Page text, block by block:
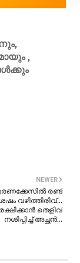
,
NEWER
രണ്ട്
വഴിത്തിരിവ്…
തെളിവ്
നശിപ്പിച്ച് അച്ഛൻ…